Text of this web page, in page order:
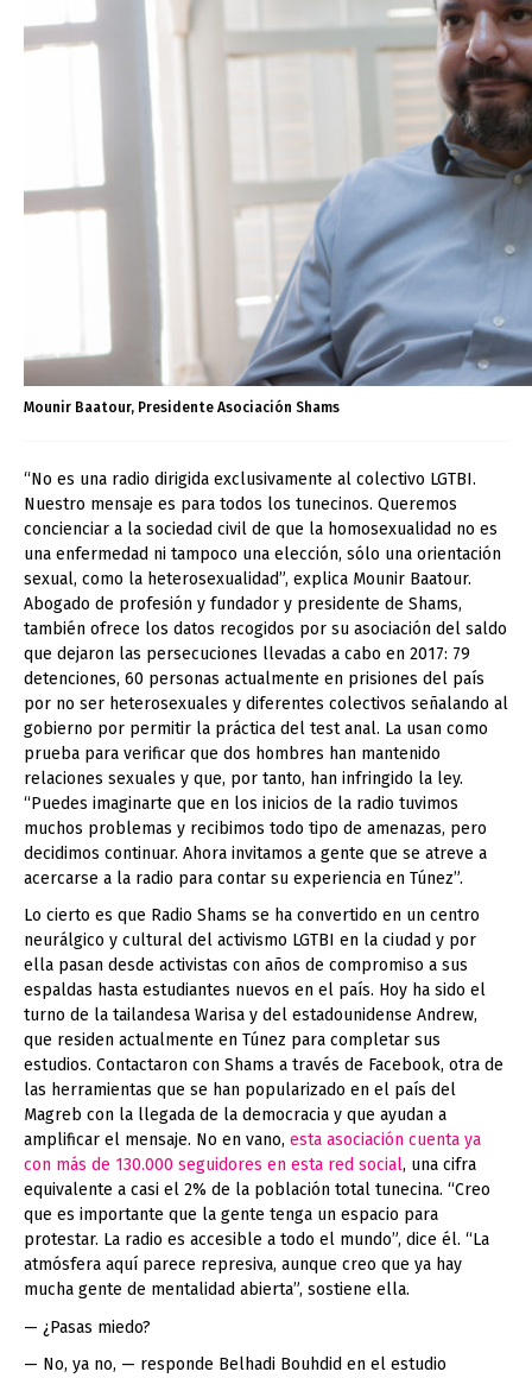
Mounir Baatour, Presidente Asociación Shams
“No es una radio dirigida exclusivamente al colectivo LGTBI.
Nuestro mensaje es para todos los tunecinos. Queremos
concienciar a la sociedad civil de que la homosexualidad no es
una enfermedad ni tampoco una elección, sólo una orientación
sexual, como la heterosexualidad”, explica Mounir Baatour.
Abogado de profesión y fundador y presidente de Shams,
también ofrece los datos recogidos por su asociación del saldo
que dejaron las persecuciones llevadas a cabo en 2017: 79
detenciones, 60 personas actualmente en prisiones del país
por no ser heterosexuales y diferentes colectivos señalando al
gobierno por permitir la práctica del test anal. La usan como
prueba para verificar que dos hombres han mantenido
relaciones sexuales y que, por tanto, han infringido la ley.
“Puedes imaginarte que en los inicios de la radio tuvimos
muchos problemas y recibimos todo tipo de amenazas, pero
decidimos continuar. Ahora invitamos a gente que se atreve a
acercarse a la radio para contar su experiencia en Túnez”.
Lo cierto es que Radio Shams se ha convertido en un centro
neurálgico y cultural del activismo LGTBI en la ciudad y por
ella pasan desde activistas con años de compromiso a sus
espaldas hasta estudiantes nuevos en el país. Hoy ha sido el
turno de la tailandesa Warisa y del estadounidense Andrew,
que residen actualmente en Túnez para completar sus
estudios. Contactaron con Shams a través de Facebook, otra de
las herramientas que se han popularizado en el país del
Magreb con la llegada de la democracia y que ayudan a
amplificar el mensaje. No en vano, esta asociación cuenta ya
con más de 130.000 seguidores en esta red social, una cifra
equivalente a casi el 2% de la población total tunecina. “Creo
que es importante que la gente tenga un espacio para
protestar. La radio es accesible a todo el mundo”, dice él. “La
atmósfera aquí parece represiva, aunque creo que ya hay
mucha gente de mentalidad abierta”, sostiene ella.
— ¿Pasas miedo?
— No, ya no, — responde Belhadi Bouhdid en el estudio